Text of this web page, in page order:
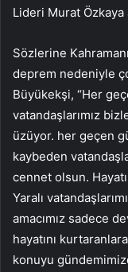
Lideri Murat Özkaya
Sözlerine
deprem nedeniyle
Büyükekşi, “Her
vatandaşlarımız
üzüyor. her geçen
kaybeden
cennet olsun.
Yaralı
amacımız sadece
hayatını
konuyu